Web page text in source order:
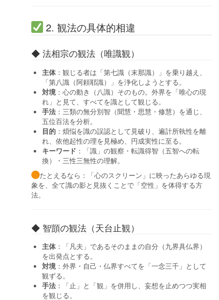
2. 観法の具体的相違
◆ 法相宗の観法（唯識観）
主体：観じる者は「第七識（末那識）」を乗り越え、
「第八識（阿頼耶識）」を浄化しようとする。
対境 ：心の動き（八識）そのもの。外界を「唯心の現
れ」と見て、すべてを識として観じる。
手法 ：三類の無分別智（聞慧・思慧・修慧）を通じ、
五位百法を分析。
目的 ：煩悩を識の誤認として見破り、遍計所執性を離
れ、依他起性の理を見極め、円成実性に至る。
キーワード ：「識」の観察・転識得智（五智への転
換）・三性三無性の理解。
たとえるなら：「心のスクリーン」に映ったあらゆる現
象を、全て識の影と見抜くことで「空性」を体得する方
法。
◆ 智顗の観法（天台止観）
主体：「凡夫」であるそのままの自分（九界具仏界）
を出発点とする。
対境 ：外界・自己・仏界すべてを「一念三千」として
観ずる。
手法 ：「止」と「観」を併用し、妄想を止めつつ実相
を観じる。